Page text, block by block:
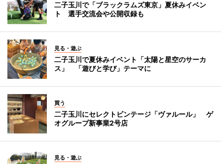
二子玉川で「ブラックラムズ東京」夏休みイベン
ト 選手交流会や公開収録も
見る・遊ぶ
二子玉川で夏休みイベント「太陽と星空のサーカ
ス」 「遊びと学び」テーマに
買う
二子玉川にセレクトビンテージ「ヴァルール」 ゲ
オグループ新事業2号店
見る・遊ぶ